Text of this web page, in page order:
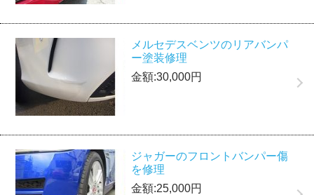
メルセデスベンツのリアバンパ
ー塗装修理
金額:30,000円
ジャガーのフロントバンパー傷
を修理
金額:25,000円